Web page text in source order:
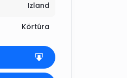
Izland
Körtúra